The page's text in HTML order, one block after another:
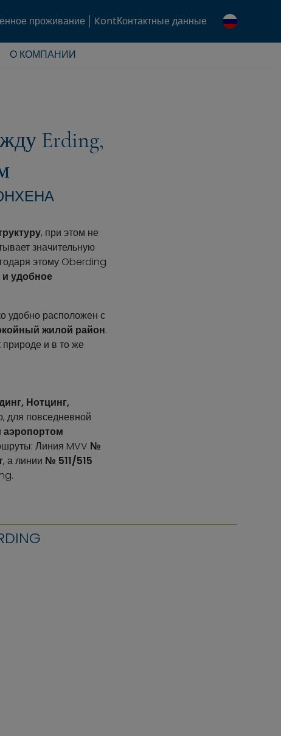
проживание KontКонтактные данные
О КОМПАНИИ
Erding,
, при этом не
значительную
этому Oberding
удобное
удобно расположен с
жилой район.
и в то же
Нотцинг,
для повседневной
аэропортом
Линия MVV №
, а линии № 511/515